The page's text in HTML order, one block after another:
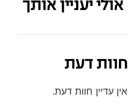
אולי יעניין אותך
חוות דעת
אין עדיין חוות דעת.